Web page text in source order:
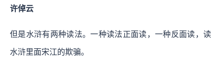
许倬云
但是水浒有两种读法。一种读法正面读，一种反面读，读
水浒里面宋江的欺骗。